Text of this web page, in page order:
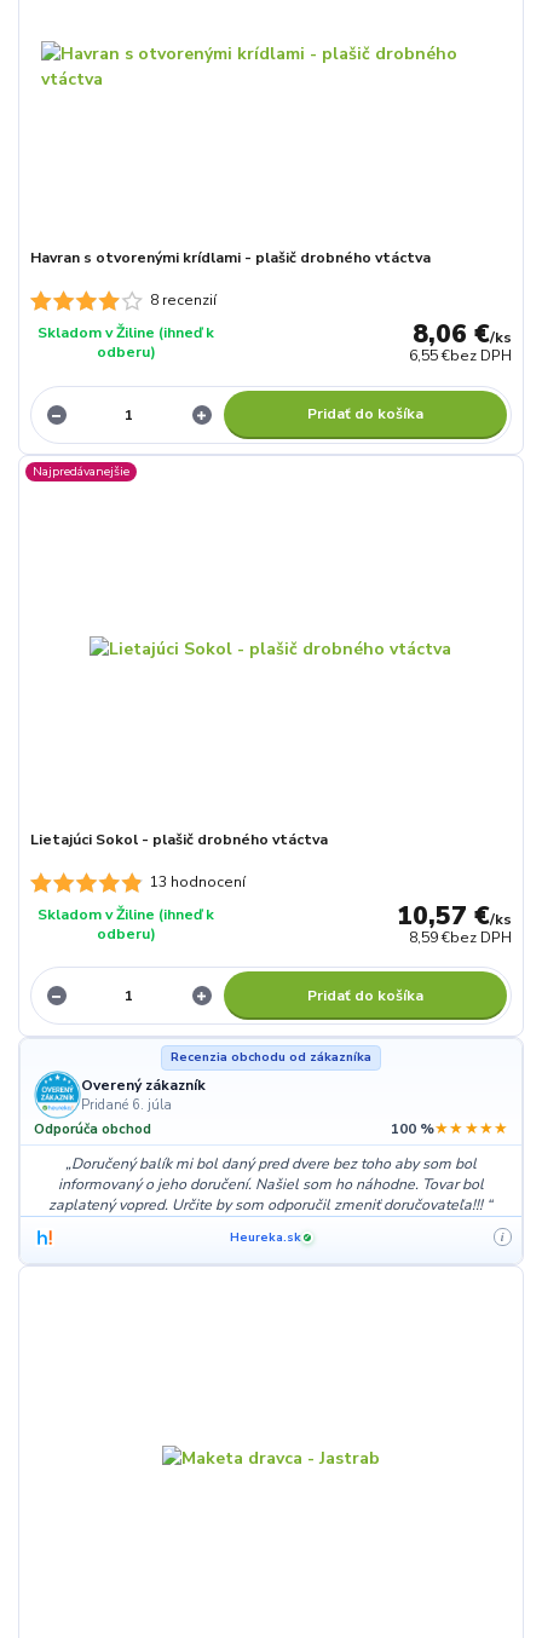
8 recenzií
Havran s otvorenými krídlami - plašič drobného vtáctva
8,06 €/ks
6,55 €bez DPH
Skladom v Žiline (ihneď k
odberu)
Pridať do košíka
Najpredávanejšie
13 hodnocení
Lietajúci Sokol - plašič drobného vtáctva
10,57 €/ks
8,59 €bez DPH
Skladom v Žiline (ihneď k
odberu)
Pridať do košíka
Recenzia obchodu od zákazníka
Overený zákazník
Pridané 6. júla
Odporúča obchod 100 %★★★★★
Doručený balík mi bol daný pred dvere bez toho aby som bol
informovaný o jeho doručení. Našiel som ho náhodne. Tovar bol
zaplatený vopred. Určite by som odporučil zmeniť doručovateľa!!!
Heureka.sk ✓ i